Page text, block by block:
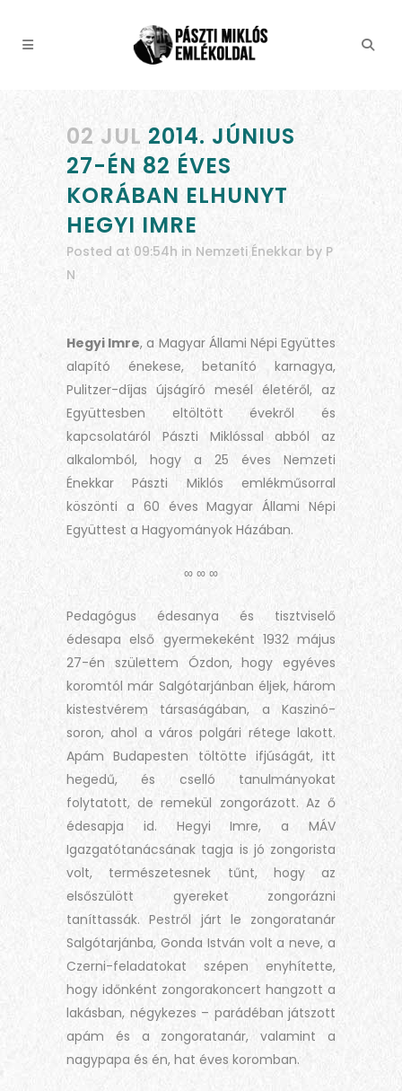
02 JUL 2014. JÚNIUS
27-ÉN 82 ÉVES
KORÁBAN ELHUNYT
HEGYI IMRE
Posted at 09:54h in Nemzeti Énekkar by P
N
Hegyi Imre, a Magyar Állami Népi Együttes
alapító énekese, betanító karnagya,
Pulitzer-díjas újságíró mesél életéről, az
Együttesben eltöltött évekről és
kapcsolatáról Pászti Miklóssal abból az
alkalomból, hogy a 25 éves Nemzeti
Énekkar Pászti Miklós emlékműsorral
köszönti a 60 éves Magyar Állami Népi
Együttest a Hagyományok Házában.
∞ ∞ ∞
Pedagógus édesanya és tisztviselő
édesapa első gyermekeként 1932 május
27-én születtem Ózdon, hogy egyéves
koromtól már Salgótarjánban éljek, három
kistestvérem társaságában, a Kaszinó-
soron, ahol a város polgári rétege lakott.
Apám Budapesten töltötte ifjúságát, itt
hegedű, és cselló tanulmányokat
folytatott, de remekül zongorázott. Az ő
édesapja id. Hegyi Imre, a MÁV
Igazgatótanácsának tagja is jó zongorista
volt, természetesnek tűnt, hogy az
elsőszülött gyereket zongorázni
taníttassák. Pestről járt le zongoratanár
Salgótarjánba, Gonda István volt a neve, a
Czerni-feladatokat szépen enyhítette,
hogy időnként zongorakoncert hangzott a
lakásban, négykezes – parádéban játszott
apám és a zongoratanár, valamint a
nagypapa és én, hat éves koromban.